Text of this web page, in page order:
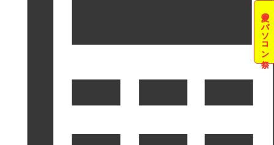
夏のパソコン祭